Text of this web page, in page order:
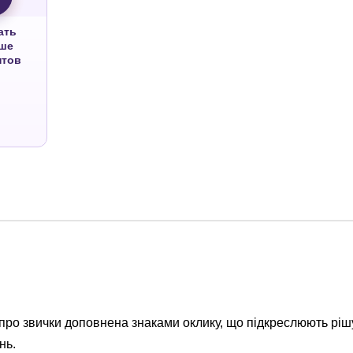
звички доповнена знаками оклику, що підкреслюють